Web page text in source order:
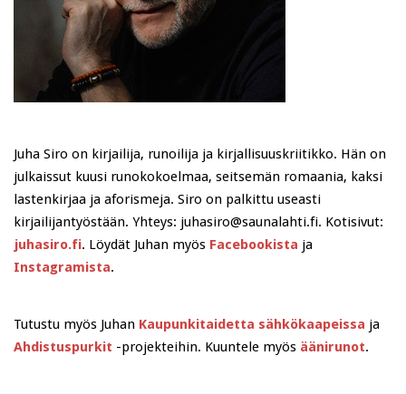
Juha Siro on kirjailija, runoilija ja kirjallisuuskriitikko. Hän on
julkaissut kuusi runokokoelmaa, seitsemän romaania, kaksi
lastenkirjaa ja aforismeja. Siro on palkittu useasti
kirjailijantyöstään. Yhteys: juhasiro@saunalahti.fi. Kotisivut:
juhasiro.fi. Löydät Juhan myös Facebookista ja
Instagramista.
Tutustu myös Juhan Kaupunkitaidetta sähkökaapeissa ja
Ahdistuspurkit -projekteihin. Kuuntele myös äänirunot.